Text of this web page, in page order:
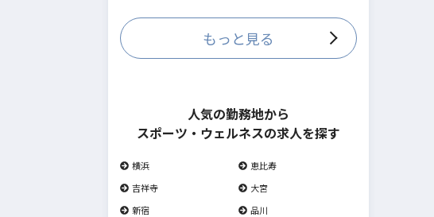
もっと見る
人気の勤務地から
スポーツ・ウェルネスの求人を探す
横浜
恵比寿
吉祥寺
大宮
新宿
品川